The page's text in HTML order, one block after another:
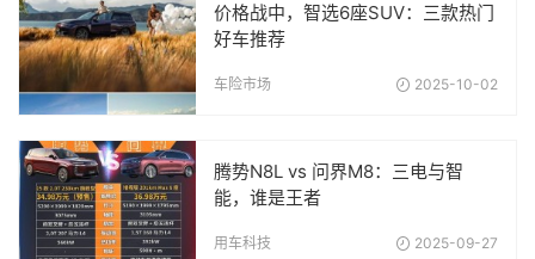
价格战中，智选6座SUV：三款热门
好车推荐
车险市场 2025-10-02
腾势N8L vs 问界M8：三电与智
能，谁是王者
用车科技 2025-09-27